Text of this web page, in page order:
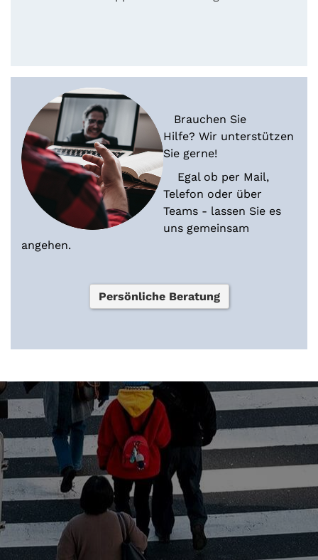
Brauchen Sie
Hilfe? Wir unterstützen
Sie gerne!
Egal ob per Mail,
Telefon oder über
Teams - lassen Sie es
uns gemeinsam
angehen.
Persönliche Beratung